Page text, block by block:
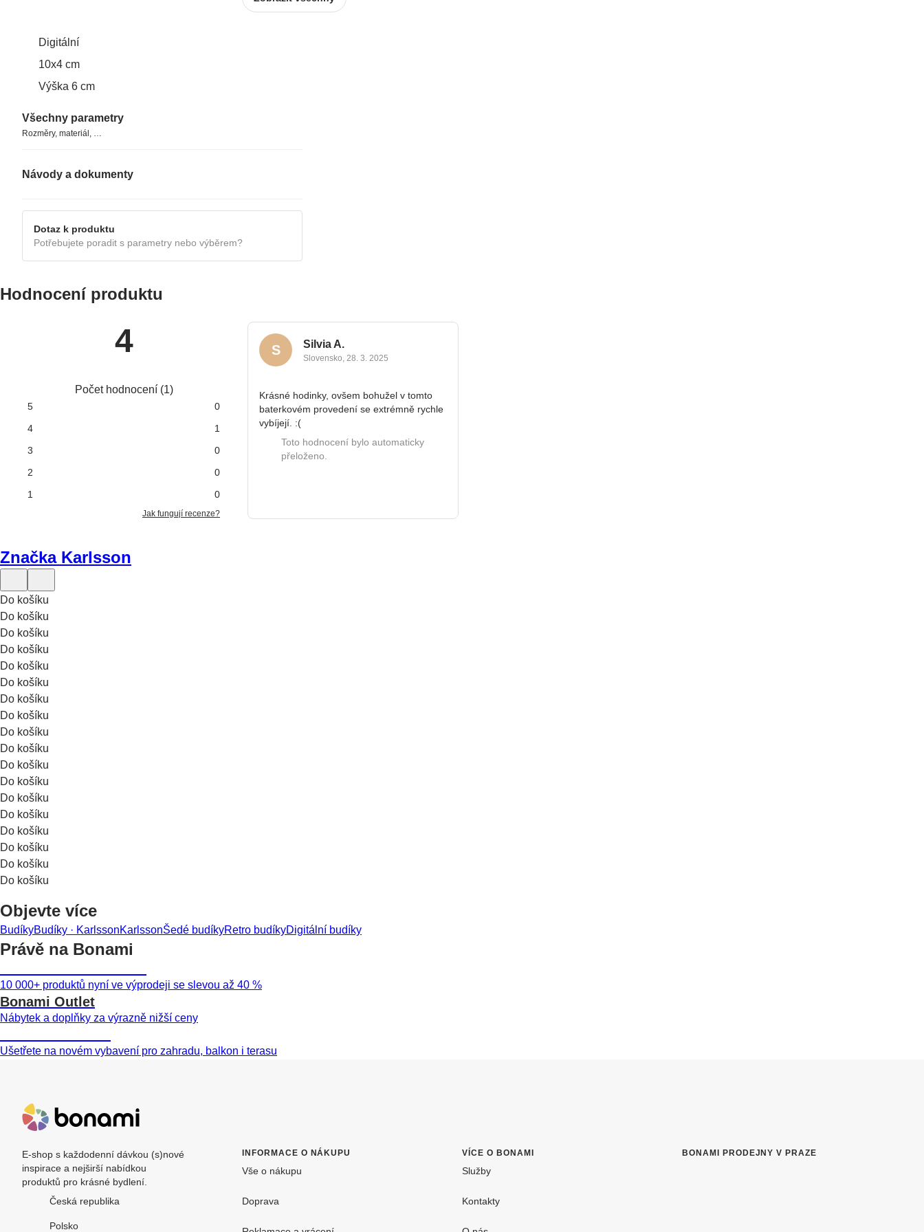
Digitální
10x4 cm
Výška 6 cm
Všechny parametry
Rozměry, materiál, …
Návody a dokumenty
Dotaz k produktu
Potřebujete poradit s parametry nebo výběrem?
Hodnocení produktu
4
Počet hodnocení(1)
5
0
4
1
3
0
2
0
1
0
Jak fungují recenze?
S Silvia A.
Slovensko, 28. 3. 2025
Krásné hodinky, ovšem bohužel v tomto
baterkovém provedení se extrémně rychle
vybíjejí. :(
Toto hodnocení bylo automaticky
přeloženo.
Značka Karlsson
Do košíku
Do košíku
Do košíku
Do košíku
Do košíku
Do košíku
Do košíku
Do košíku
Do košíku
Do košíku
Do košíku
Do košíku
Do košíku
Do košíku
Do košíku
Do košíku
Do košíku
Do košíku
Objevte více
BudíkyBudíky · KarlssonKarlssonŠedé budíkyRetro budíkyDigitální budíky
Právě na Bonami
10 000+ produktů nyní ve výprodeji se slevou až 40 %
Bonami Outlet
Nábytek a doplňky za výrazně nižší ceny
Ušetřete na novém vybavení pro zahradu, balkon i terasu
E-shop s každodenní dávkou (s)nové
inspirace a nejširší nabídkou
produktů pro krásné bydlení.
Česká republika
Polsko
INFORMACE O NÁKUPU
Vše o nákupu
Doprava
VÍCE O BONAMI
Služby
Kontakty
BONAMI PRODEJNY V PRAZE